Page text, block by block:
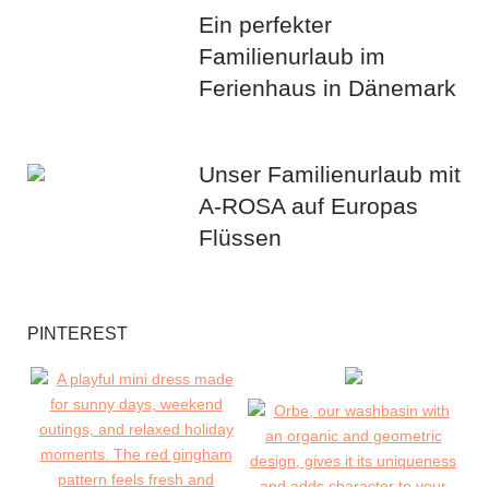
Ein perfekter
Familienurlaub im
Ferienhaus in Dänemark
Unser Familienurlaub mit
A-ROSA auf Europas
Flüssen
PINTEREST